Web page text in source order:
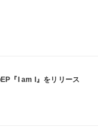
『I am I』をリリース